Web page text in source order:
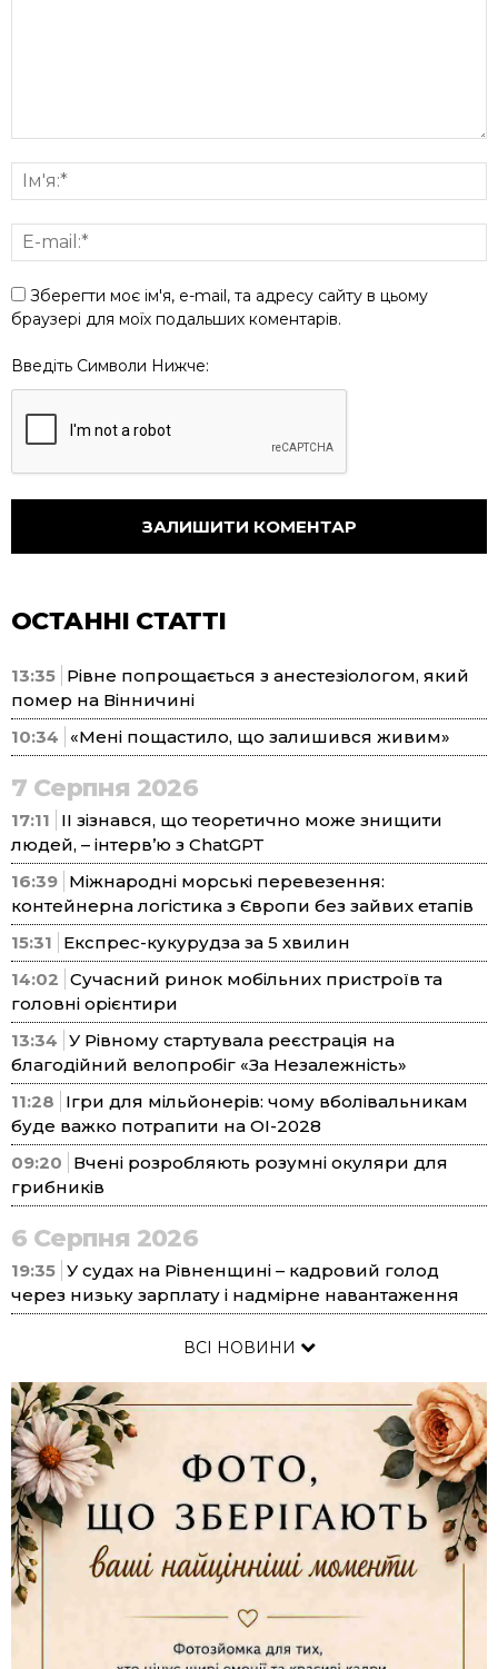
Зберегти моє ім'я, e-mail, та адресу сайту в цьому
браузері для моїх подальших коментарів.
Введіть Символи Нижче:
ОСТАННІ СТАТТІ
13:35 Рівне попрощається з анестезіологом, який
помер на Вінничині
10:34
«Мені пощастило, що залишився живим»
7 Серпня 2026
17:11
ІІ зізнався, що теоретично може знищити
людей, – інтерв’ю з ChatGPT
16:39 Міжнародні морські перевезення:
контейнерна логістика з Європи без зайвих етапів
15:31
Експрес-кукурудза за 5 хвилин
14:02 Сучасний ринок мобільних пристроїв та
головні орієнтири
13:34 У Рівному стартувала реєстрація на
благодійний велопробіг «За Незалежність»
11:28
Ігри для мільйонерів: чому вболівальникам
буде важко потрапити на ОІ-2028
09:20
Вчені розробляють розумні окуляри для
грибників
6 Серпня 2026
19:35 У судах на Рівненщині – кадровий голод
через низьку зарплату і надмірне навантаження
ВСІ НОВИНИ